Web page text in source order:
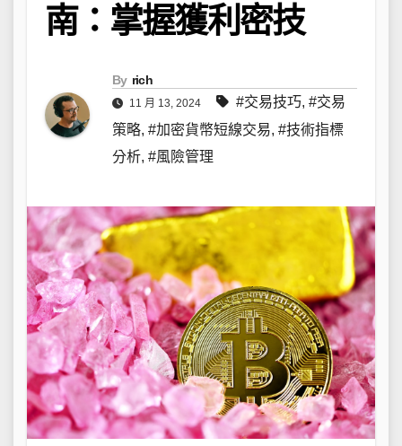
南：掌握獲利密技
By rich
11 月 13, 2024 #交易技巧, #交易
策略, #加密貨幣短線交易, #技術指標
分析, #風險管理